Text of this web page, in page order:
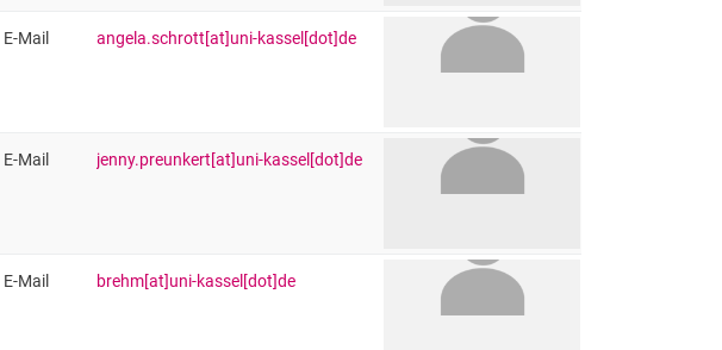
E-Mail angela.schrott[at]uni-kassel[dot]de
E-Mail jenny.preunkert[at]uni-kassel[dot]de
E-Mail brehm[at]uni-kassel[dot]de